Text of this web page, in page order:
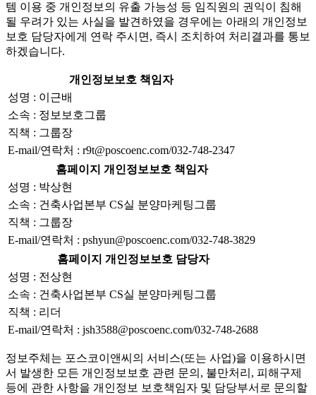
템 이용 중 개인정보의 유출 가능성 등 임직원의 권익이 침해
될 우려가 있는 사실을 발견하였을 경우에는 아래의 개인정보
보호 담당자에게 연락 주시면, 즉시 조치하여 처리결과를 통보
하겠습니다.
개인정보보호 책임자
성명 : 이근배
소속 : 정보보호그룹
직책 : 그룹장
E-mail/연락처 : r9t@poscoenc.com/032-748-2347
홈페이지 개인정보보호 책임자
성명 : 박상현
소속 : 건축사업본부 CS실 분양마케팅그룹
직책 : 그룹장
E-mail/연락처 : pshyun@poscoenc.com/032-748-3829
홈페이지 개인정보보호 담당자
성명 : 전상현
소속 : 건축사업본부 CS실 분양마케팅그룹
직책 : 리더
E-mail/연락처 : jsh3588@poscoenc.com/032-748-2688
정보주체는 포스코이앤씨의 서비스(또는 사업)을 이용하시면
서 발생한 모든 개인정보보호 관련 문의, 불만처리, 피해구제
등에 관한 사항을 개인정보 보호책임자 및 담당부서로 문의할